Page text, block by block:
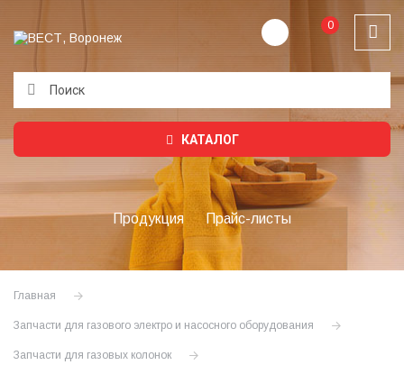
0
КАТАЛОГ
Продукция Прайс-листы
Главная
Запчасти для газового электро и насосного оборудования
Запчасти для газовых колонок